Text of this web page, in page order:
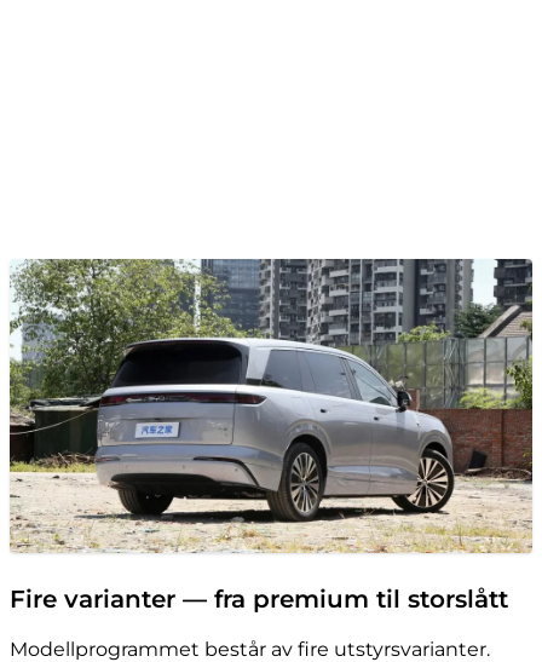
Fire varianter — fra premium til storslått
Modellprogrammet består av fire utstyrsvarianter.